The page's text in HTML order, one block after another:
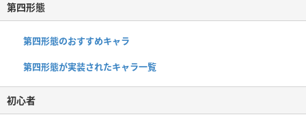
第四形態
第四形態のおすすめキャラ
第四形態が実装されたキャラ一覧
初心者